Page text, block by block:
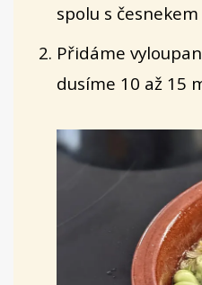
spolu s
Přidáme
dusíme 10 až 15